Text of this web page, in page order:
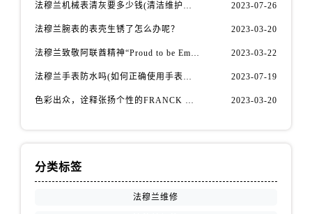
广东省广州市越秀区环市东路371-375号世界贸易中心大厦南塔15层1507室法穆兰售后服务中心（需提前预约）
广东省茂名市电白区水东街道迎宾大道法穆兰售后服务中心（需提前预约）
法穆兰机械表清灰要多少钱(清洁维护费用详解) 2023-07-26
法穆兰腕表的表壳生锈了怎么办呢？ 2023-03-20
法穆兰致敬阿联酋精神“Proud to be Emirati”系列限量腕表 2023-03-22
法穆兰手表防水吗(如何正确使用手表防水功能) 2023-07-19
色彩出众，诠释张扬个性的FRANCK MULLER法穆兰Vanguard Aqua Bleu系列腕表 2023-03-20
分类标签
法穆兰维修